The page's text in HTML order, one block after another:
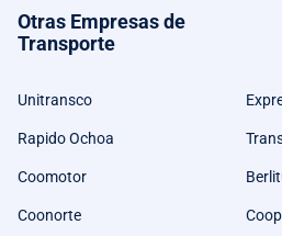
Otras Empresas de
Transporte
Unitransco
Rapido Ochoa
Coomotor
Coonorte